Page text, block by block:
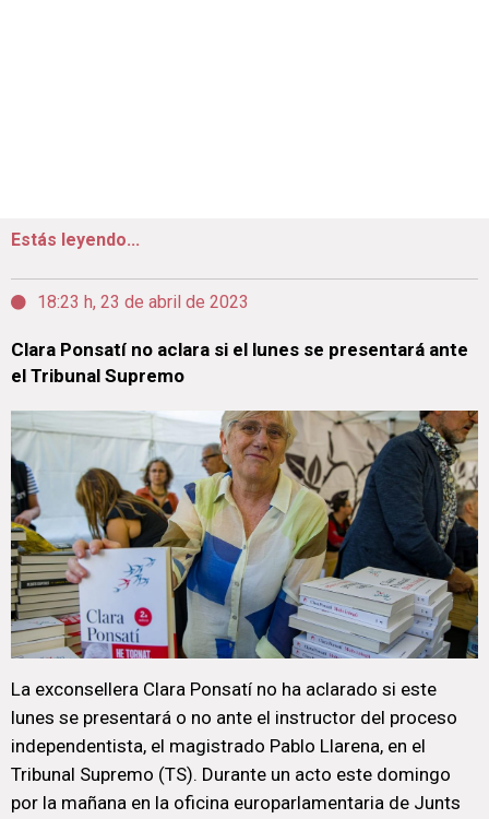
Estás leyendo...
18:23 h, 23 de abril de 2023
Clara Ponsatí no aclara si el lunes se presentará ante
el Tribunal Supremo
La exconsellera Clara Ponsatí no ha aclarado si este
lunes se presentará o no ante el instructor del proceso
independentista, el magistrado Pablo Llarena, en el
Tribunal Supremo (TS). Durante un acto este domingo
por la mañana en la oficina europarlamentaria de Junts